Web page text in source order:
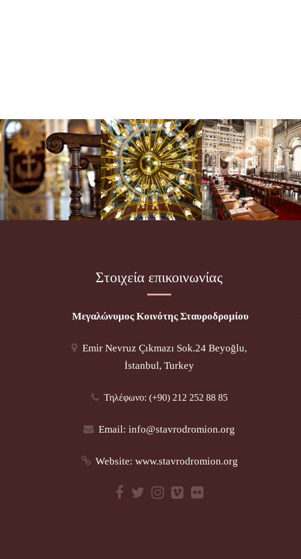
Στοιχεία επικοινωνίας
Μεγαλώνυμος Κοινότης Σταυροδρομίου
Emir Nevruz Çıkmazı Sok.24 Beyoğlu,
İstanbul, Turkey
Τηλέφωνο: (+90) 212 252 88 85
Email:info@stavrodromion.org
Website: www.stavrodromion.org